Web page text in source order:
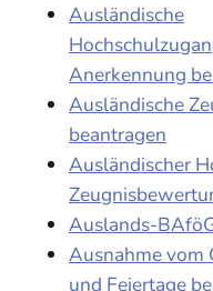
Ausländische
Anerkennung
Ausländische
beantragen
Ausländischer
Auslands-
Ausnahme vom
und Feiertage